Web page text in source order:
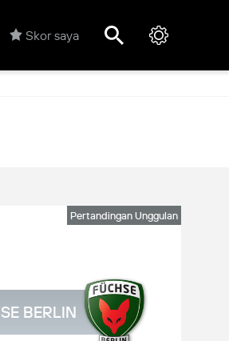
Skor saya
Pertandingan Unggulan
BERLIN